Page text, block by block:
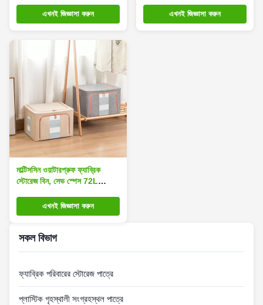
এখনই জিজ্ঞাসা করুন এখনই জিজ্ঞাসা করুন
মাল্টিসসিন ওয়াটারপ্রুফ ফ্যাব্রিক
স্টোরেজ বিন, সেভ স্পেস 72L
এখনই জিজ্ঞাসা করুন
সকল বিভাগ
ফ্যাব্রিক পরিবারের স্টোরেজ পাত্রে
প্লাস্টিক গৃহস্থালী সংগ্রহস্থল পাত্রে